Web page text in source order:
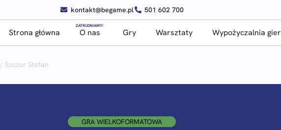
kontakt@begame.pl 501 602 700
Strona główna O nas
ZATRUDNIAMY!
Gry Warsztaty Wypożyczalnia gier
/ Szczur Stefan
GRA WIELKOFORMATOWA